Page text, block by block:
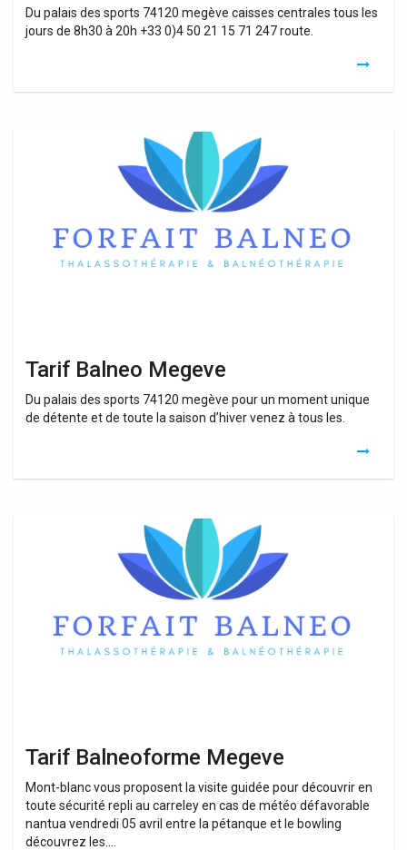
Du palais des sports 74120 megève caisses centrales tous les
jours de 8h30 à 20h +33 0)4 50 21 15 71 247 route.
Tarif Balneo Megeve
Du palais des sports 74120 megève pour un moment unique
de détente et de toute la saison d’hiver venez à tous les.
Tarif Balneoforme Megeve
Mont-blanc vous proposent la visite guidée pour découvrir en
toute sécurité repli au carreley en cas de météo défavorable
nantua vendredi 05 avril entre la pétanque et le bowling
découvrez les….